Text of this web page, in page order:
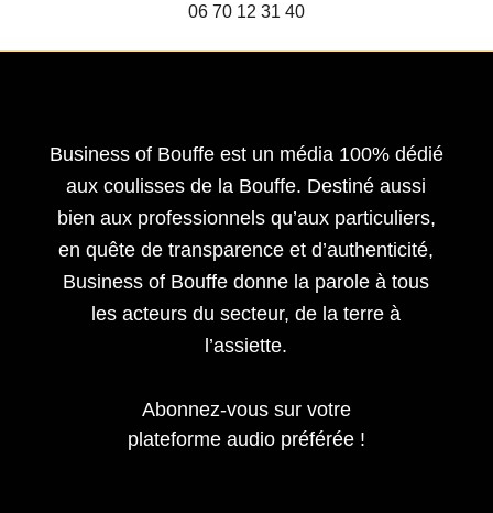
06 70 12 31 40
Business of Bouffe est un média 100% dédié
aux coulisses de la Bouffe. Destiné aussi
bien aux professionnels qu’aux particuliers,
en quête de transparence et d’authenticité,
Business of Bouffe donne la parole à tous
les acteurs du secteur,de la terre à
l’assiette.
Abonnez-vous sur votre
plateforme audio préférée !